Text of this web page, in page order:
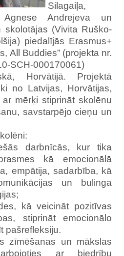
Silagaiļa,
Andrejeva un
skolotājas (Vivita Ruško-
piedalījās Erasmus+
All Buddies” (projekta nr.
SCH-000170061)
Horvātijā. Projektā
no Latvijas, Horvātijas,
mērķi stiprināt skolēnu
savstarpējo cieņu un
darbnīcās, kur tika
kā emocionālā
empātija, sadarbība, kā
un bulinga
kā veicināt pozitīvas
stiprināt emocionālo
pašrefleksiju.
zīmēšanas un mākslas
ar biedrību